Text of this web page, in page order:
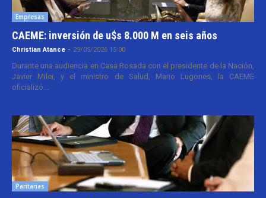
Empresas
CAEME: inversión de u$s 8.000 M en seis años
Christian Atance - 29/05/2026 15:00
Durante una audiencia en Casa Rosada con el presidente de la Nación,
Javier Milei, y el ministro de Salud, Mario Lugones, la CAEME
oficializó...
Paritarias